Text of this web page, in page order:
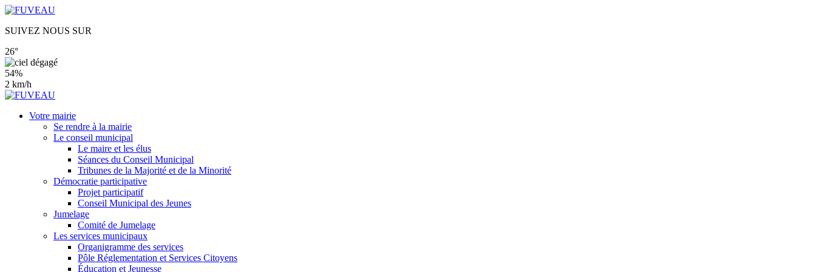
SUIVEZ NOUS SUR
26°
54%
2 km/h
Votre mairie
Se rendre à la mairie
Le conseil municipal
Le maire et les élus
Séances du Conseil Municipal
Tribunes de la Majorité et de la Minorité
Démocratie participative
Projet participatif
Conseil Municipal des Jeunes
Jumelage
Comité de Jumelage
Les services municipaux
Organigramme des services
Pôle Réglementation et Services Citoyens
Éducation et Jeunesse